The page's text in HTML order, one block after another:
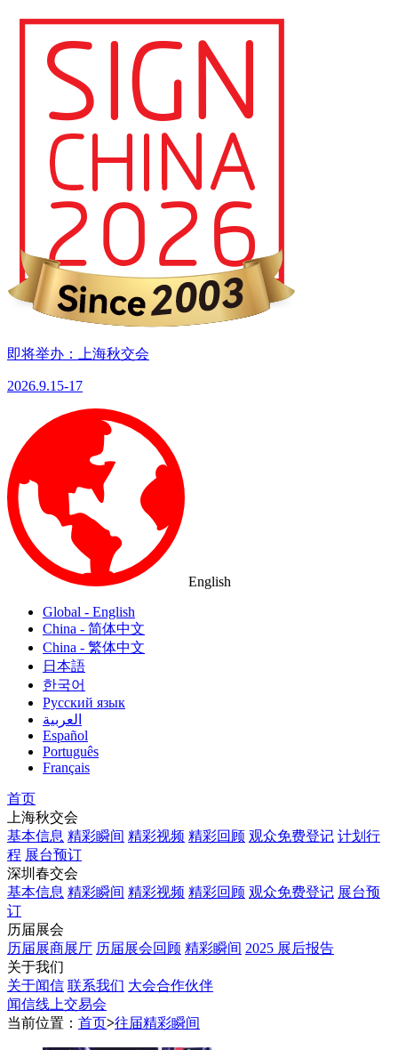
即将举办：上海秋交会
2026.9.15-17
English
Global - English
China - 简体中文
China - 繁体中文
日本語
한국어
Русский язык
العربية
Español
Português
Français
首页
上海秋交会
基本信息 精彩瞬间 精彩视频 精彩回顾 观众免费登记 计划行
程 展台预订
深圳春交会
基本信息 精彩瞬间 精彩视频 精彩回顾 观众免费登记 展台预
订
历届展会
历届展商展厅 历届展会回顾 精彩瞬间 2025 展后报告
关于我们
关于闻信 联系我们 大会合作伙伴
闻信线上交易会
当前位置： 首页>往届精彩瞬间